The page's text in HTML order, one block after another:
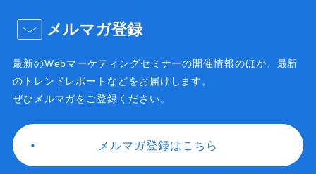
メルマガ登録
最新のWebマーケティングセミナーの開催情報のほか、 最新
のトレンドレポートなどをお届けします。
ぜひメルマガをご登録ください。
メルマガ登録はこちら